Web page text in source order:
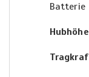
Batterie
Hubhöhe